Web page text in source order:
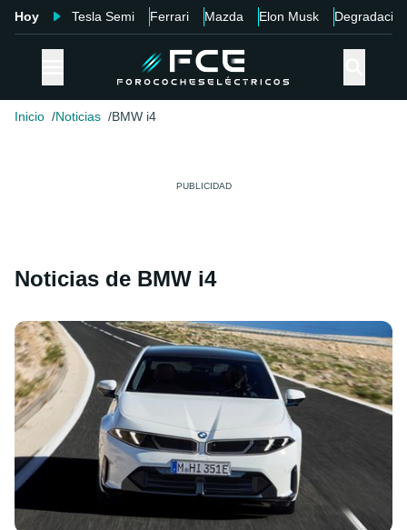
Hoy Tesla Semi Ferrari Mazda Elon Musk Degradación
Inicio Noticias BMW i4
Noticias de BMW i4